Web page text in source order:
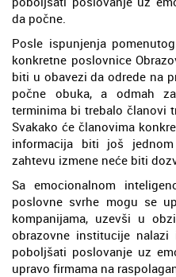
da počne.
Posle ispunjenja
konkretne poslovnice
biti u obavezi da odrede na
počne obuka, a odmah
terminima bi trebalo članovi
Svakako će članovima
informacija biti još
zahtevu izmene neće biti
Sa emocionalnom
poslovne svrhe mogu se
kompanijama, uzevši u
obrazovne institucije
poboljšati poslovanje uz
upravo firmama na